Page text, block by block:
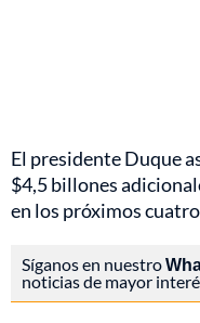
El presidente Duque
$4,5 billones
en los próximos
Síganos en nuestro
noticias de mayor